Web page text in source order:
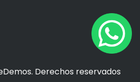
Derechos reservados